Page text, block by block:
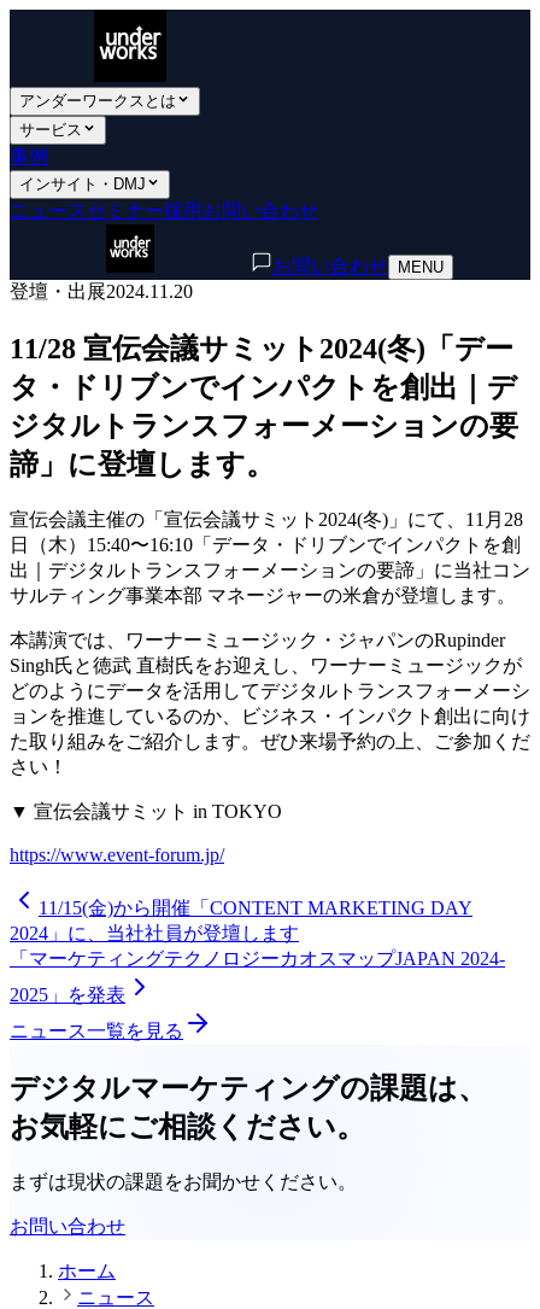
アンダーワークスとは
サービス
事例
インサイト・DMJ
ニュース セミナー採用 お問い合わせ
お問い合わせ MENU
登壇・出展2024.11.20
11/28 宣伝会議サミット2024(冬)「デー
タ・ドリブンでインパクトを創出｜デ
ジタルトランスフォーメーションの要
諦」に登壇します。
宣伝会議主催の「宣伝会議サミット2024(冬)」にて、11月28
日（木）15:40〜16:10「データ・ドリブンでインパクトを創
出｜デジタルトランスフォーメーションの要諦」に当社コン
サルティング事業本部 マネージャーの米倉が登壇します。
本講演では、ワーナーミュージック・ジャパンのRupinder
Singh氏と徳武 直樹氏をお迎えし、ワーナーミュージックが
どのようにデータを活用してデジタルトランスフォーメーシ
ョンを推進しているのか、ビジネス・インパクト創出に向け
た取り組みをご紹介します。ぜひ来場予約の上、ご参加くだ
さい！
▼ 宣伝会議サミット in TOKYO
https://www.event-forum.jp/
11/15(金)から開催「CONTENT MARKETING DAY
2024」に、当社社員が登壇します
「マーケティングテクノロジーカオスマップJAPAN 2024-
2025」を発表
ニュース一覧を見る
デジタルマーケティングの課題は、
お気軽にご相談ください。
まずは現状の課題をお聞かせください。
お問い合わせ
ホーム
ニュース